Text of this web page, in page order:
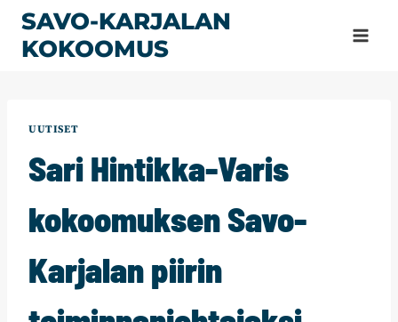
Siirry
sisältöön
SAVO-KARJALAN
KOKOOMUS
UUTISET
Sari Hintikka-Varis
kokoomuksen Savo-
Karjalan piirin